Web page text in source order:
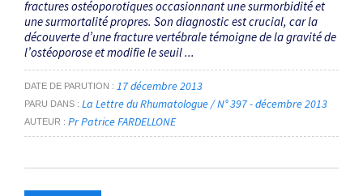
fractures ostéoporotiques occasionnant une surmorbidité et
une surmortalité propres. Son diagnostic est crucial, car la
découverte d’une fracture vertébrale témoigne de la gravité de
l’ostéoporose et modifie le seuil ...
DATE DE PARUTION 17 décembre 2013
PARU DANS La Lettre du Rhumatologue / N° 397 - décembre 2013
AUTEUR Pr Patrice FARDELLONE